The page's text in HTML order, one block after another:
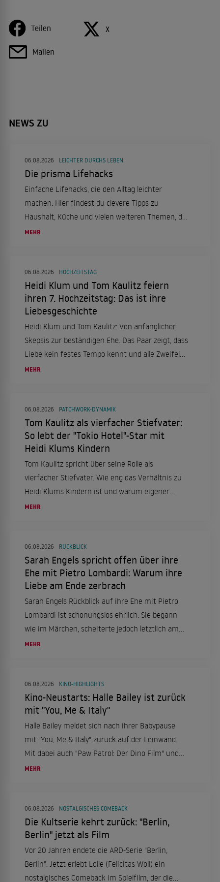
Teilen X
Mailen
NEWS ZU
06.08.2026 LEICHTER DURCHS LEBEN
Die prisma Lifehacks
Einfache Lifehacks, die den Alltag leichter
machen: Hier findest du clevere Tipps zu
Haushalt, Küche und vielen weiteren Themen, die
Zeit und Nerven sparen.
MEHR
06.08.2026 HOCHZEITSTAG
Heidi Klum und Tom Kaulitz feiern
ihren 7. Hochzeitstag: Das ist ihre
Liebesgeschichte
Heidi Klum und Tom Kaulitz: Von anfänglicher
Skepsis zur beständigen Ehe. Das Paar zeigt, dass
Liebe kein festes Tempo kennt und alle Zweifel
überdauern kann.
MEHR
06.08.2026 PATCHWORK-DYNAMIK
Tom Kaulitz als vierfacher Stiefvater:
So lebt der "Tokio Hotel"-Star mit
Heidi Klums Kindern
Tom Kaulitz spricht über seine Rolle als
vierfacher Stiefvater. Wie eng das Verhältnis zu
Heidi Klums Kindern ist und warum eigener
Nachwuchs kein Thema ist.
MEHR
06.08.2026 RÜCKBLICK
Sarah Engels spricht offen über ihre
Ehe mit Pietro Lombardi: Warum ihre
Liebe am Ende zerbrach
Sarah Engels Rückblick auf ihre Ehe mit Pietro
Lombardi ist schonungslos ehrlich. Sie begann
wie im Märchen, scheiterte jedoch letztlich am
enormen Druck.
MEHR
06.08.2026 KINO-HIGHLIGHTS
Kino-Neustarts: Halle Bailey ist zurück
mit "You, Me & Italy"
Halle Bailey meldet sich nach ihrer Babypause
mit "You, Me & Italy" zurück auf der Leinwand.
Mit dabei auch "Paw Patrol: Der Dino Film" und
"Nightborn". Ein Kinowochenende voller
MEHR
06.08.2026 NOSTALGISCHES COMEBACK
Die Kultserie kehrt zurück: "Berlin,
Berlin" jetzt als Film
Vor 20 Jahren endete die ARD-Serie "Berlin,
Berlin". Jetzt erlebt Lolle (Felicitas Woll) ein
nostalgisches Comeback im Spielfilm, der die